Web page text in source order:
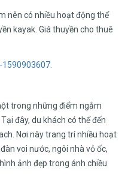
nên có nhiều hoạt động thể
kayak. Giá thuyền cho thuê
trong những điểm ngắm
đây, du khách có thể đến
Nơi này trang trí nhiều hoạt
voi nước, ngôi nhà vỏ ốc,
ảnh đẹp trong ánh chiều